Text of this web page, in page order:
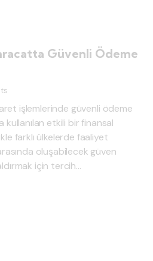
Güvenli Ödeme
işlemlerinde güvenli ödeme
kullanılan etkili bir finansal
farklı ülkelerde faaliyet
oluşabilecek güven
için tercih…